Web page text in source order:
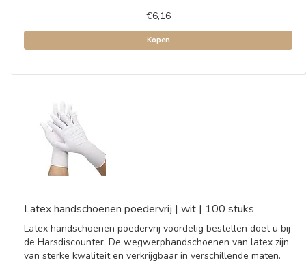
€6,16
Kopen
Latex handschoenen poedervrij | wit | 100 stuks
Latex handschoenen poedervrij voordelig bestellen doet u bij
de Harsdiscounter. De wegwerphandschoenen van latex zijn
van sterke kwaliteit en verkrijgbaar in verschillende maten.